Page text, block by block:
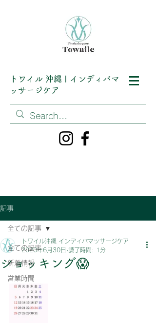
トワイル 沖縄 | インディバマ
ッサージケア
記事
全ての記事
新着情報
営業時間
全ての記事
ショッキング😱
トワイル沖縄 インディバマッサージケア
2020年6月30日 読了時間: 1分